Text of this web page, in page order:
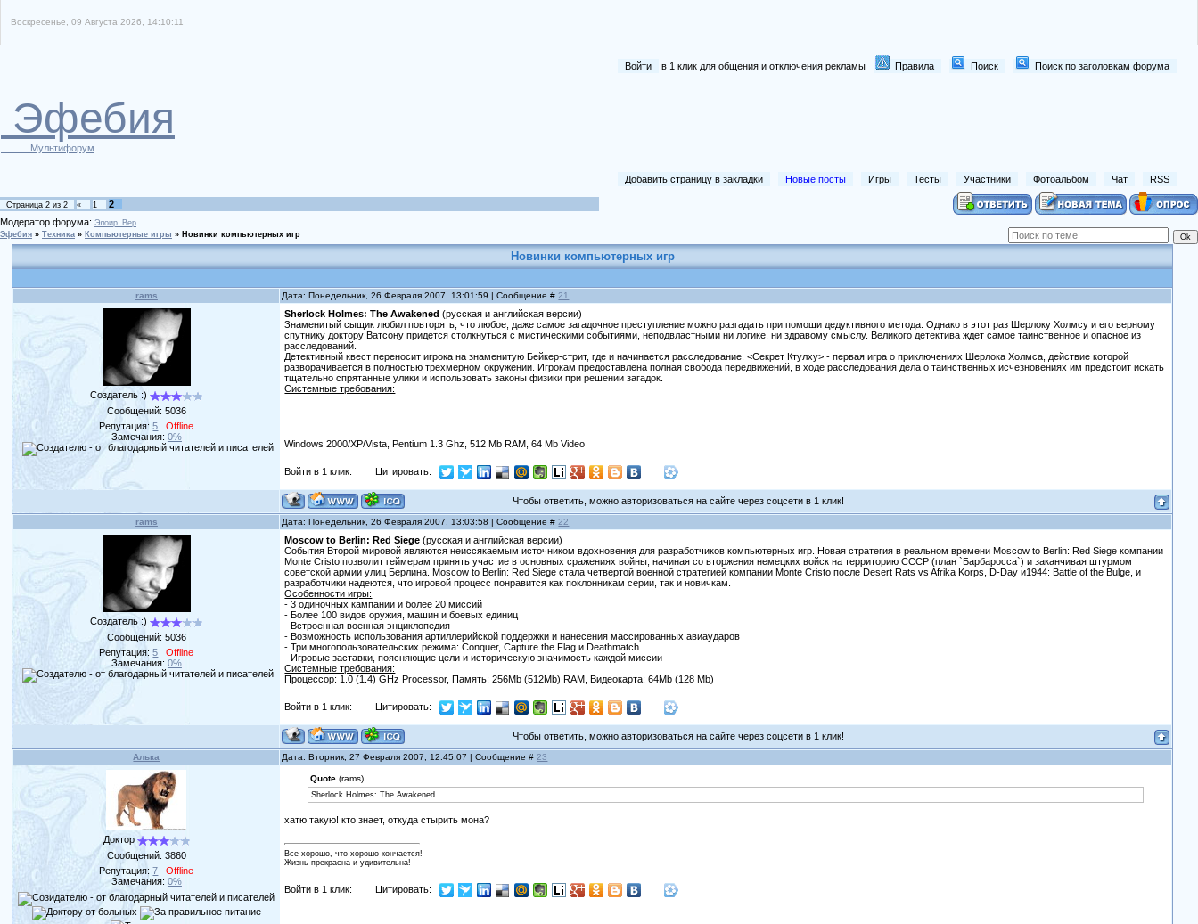
Воскресенье, 09 Августа 2026, 14:10:11
Войти в 1 клик для общения и отключения рекламы Правила Поиск Поиск по заголовкам форума
Эфебия
Мультифорум
Добавить страницу в закладки Новые посты Игры Тесты Участники Фотоальбом Чат RSS
Страница 2 из 2 « 1
2
Модератор форума: Элоир_Вер
Эфебия » Техника » Компьютерные игры » Новинки компьютерных игр
Новинки компьютерных игр
rams Дата: Понедельник, 26 Февраля 2007, 13:01:59 | Сообщение # 21
Создатель :)
Сообщений: 5036
Репутация:5
Offline
Замечания: 0%
Sherlock Holmes: The Awakened (русская и английская версии)
Знаменитый сыщик любил повторять, что любое, даже самое загадочное преступление можно разгадать при помощи дедуктивного метода. Однако в этот раз Шерлоку Холмсу и его верному
спутнику доктору Ватсону придется столкнуться с мистическими событиями, неподвластными ни логике, ни здравому смыслу. Великого детектива ждет самое таинственное и опасное из
расследований.
Детективный квест переносит игрока на знаменитую Бейкер-стрит, где и начинается расследование. <Секрет Ктулху> - первая игра о приключениях Шерлока Холмса, действие которой
разворачивается в полностью трехмерном окружении. Игрокам предоставлена полная свобода передвижений, в ходе расследования дела о таинственных исчезновениях им предстоит искать
тщательно спрятанные улики и использовать законы физики при решении загадок.
Системные требования:
Windows 2000/XP/Vista, Pentium 1.3 Ghz, 512 Mb RAM, 64 Mb Video
Войти в 1 клик: Цитировать:
Чтобы ответить, можно авторизоваться на сайте через соцсети в 1 клик!
rams Дата: Понедельник, 26 Февраля 2007, 13:03:58 | Сообщение # 22
Создатель :)
Сообщений: 5036
Репутация:5
Offline
Замечания: 0%
Moscow to Berlin: Red Siege (русская и английская версии)
События Второй мировой являются неиссякаемым источником вдохновения для разработчиков компьютерных игр. Новая стратегия в реальном времени Moscow to Berlin: Red Siege компании
Monte Cristo позволит геймерам принять участие в основных сражениях войны, начиная со вторжения немецких войск на территорию СССР (план `Барбаросса`) и заканчивая штурмом
советской армии улиц Берлина. Moscow to Berlin: Red Siege стала четвертой военной стратегией компании Monte Cristo после Desert Rats vs Afrika Korps, D-Day и1944: Battle of the Bulge, и
разработчики надеются, что игровой процесс понравится как поклонникам серии, так и новичкам.
Особенности игры:
- 3 одиночных кампании и более 20 миссий
- Более 100 видов оружия, машин и боевых единиц
- Встроенная военная энциклопедия
- Возможность использования артиллерийской поддержки и нанесения массированных авиаударов
- Три многопользовательских режима: Conquer, Capture the Flag и Deathmatch.
- Игровые заставки, поясняющие цели и историческую значимость каждой миссии
Системные требования:
Процессор: 1.0 (1.4) GHz Processor, Память: 256Mb (512Mb) RAM, Видеокарта: 64Mb (128 Mb)
Войти в 1 клик: Цитировать:
Чтобы ответить, можно авторизоваться на сайте через соцсети в 1 клик!
Алька Дата: Вторник, 27 Февраля 2007, 12:45:07 | Сообщение # 23
Доктор
Сообщений: 3860
Репутация:7
Offline
Замечания: 0%
Quote (rams)
Sherlock Holmes: The Awakened
хатю такую! кто знает, откуда стырить мона?
Все хорошо, что хорошо кончается!
Жизнь прекрасна и удивительна!
Войти в 1 клик: Цитировать: